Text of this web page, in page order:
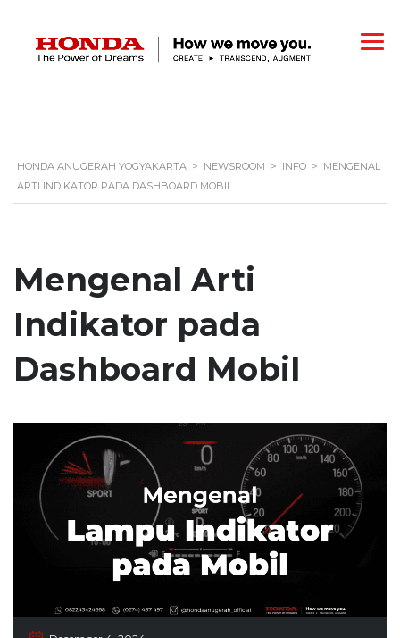
HONDA ANUGERAH YOGYAKARTA > NEWSROOM > INFO > MENGENAL
ARTI INDIKATOR PADA DASHBOARD MOBIL
Mengenal Arti
Indikator pada
Dashboard Mobil